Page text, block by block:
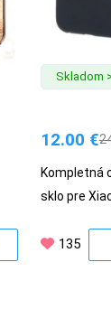
Skladom
12.00 €
Kompletná
sklo pre
135